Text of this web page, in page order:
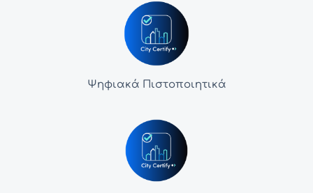
Ψηφιακά Πιστοποιητικά